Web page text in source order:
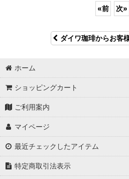
«前 次»
ダイワ珈琲からお客
ホーム
ショッピングカート
ご利用案内
マイページ
最近チェックしたアイテム
特定商取引法表示